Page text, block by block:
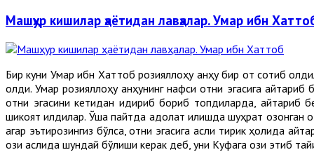
Машҳур кишилар ҳаётидан лавҳалар. Умар ибн
Бир куни Умар ибн Хаттоб розияллоҳу анҳу бир от сотиб
қолди. Умар розияллоҳу анҳунинг нафси отни эгасига
отни эгасини кетидан қидириб бориб топдиларда,
шикоят қилдилар. Ўша пайтда адолат қилишда шуҳрат
агар эътирозингиз бўлса, отни эгасига асли тирик ҳолида
қози аслида шундай бўлиши керак деб, уни Куфага қози этиб